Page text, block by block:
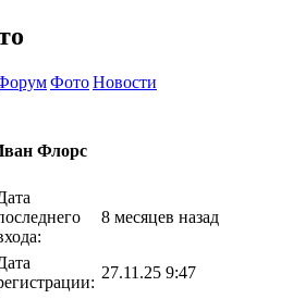
ФотоНовости
Флорс
8 месяцев назад
27.11.25 9:47